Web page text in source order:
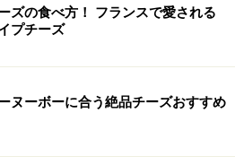
ズの食べ方！ フランスで愛される
プチーズ
ヌーボーに合う絶品チーズおすすめ